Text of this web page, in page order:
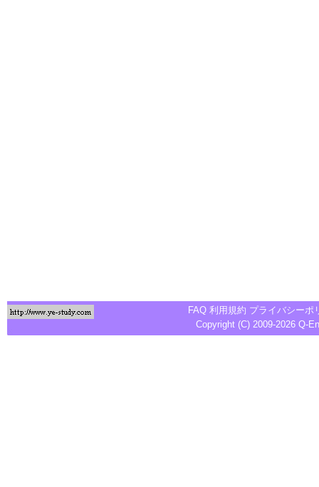
FAQ 利用規約 プライバシーポ
Copyright (C) 2009-2026 Q-